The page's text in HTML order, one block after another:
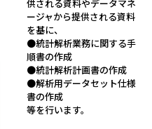
供される資料やデータマネ
ージャから提供される資料
を基に、
●統計解析業務に関する手
順書の作成
●統計解析計画書の作成
●解析用データセット仕様
書の作成
等を行います。